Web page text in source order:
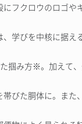
フクロウのロゴ
学びを中核に据
掴み方※。加えて
びた胴体に。ま